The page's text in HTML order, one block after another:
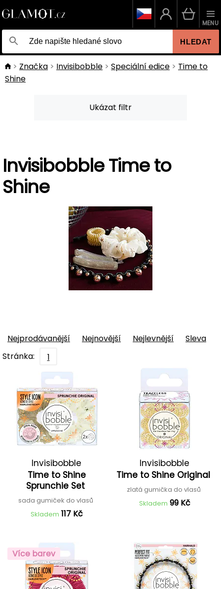
HLEDAT
MENU
Značka Invisibobble Speciální edice
Time to
Shine
Ukázat filtr
Invisibobble Time to
Shine
Nejprodávanější Nejnovější Nejlevnější
Sleva
Stránka:
1
Invisibobble
Time to Shine
Sprunchie Set
sada gumiček do vlasů
Skladem 117 Kč
Invisibobble
Time to Shine Original
zlatá gumička do vlasů
Skladem 99 Kč
Více barev